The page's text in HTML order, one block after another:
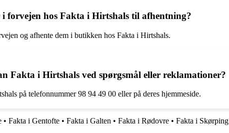
forvejen hos Fakta i Hirtshals til afhentning?
og afhente dem i butikken hos Fakta i Hirtshals.
Fakta i Hirtshals ved spørgsmål eller reklamationer?
på telefonnummer 98 94 49 00 eller på deres hjemmeside.
• Fakta i Gentofte • Fakta i Galten • Fakta i Rødovre • Fakta i Skørping